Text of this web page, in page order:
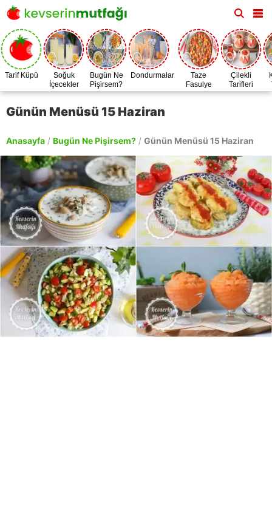
Tarif Küpü
Soğuk
İçecekler
Bugün Ne
Pişirsem?
Dondurmalar
Taze
Fasulye
Zamanı
Çilekli
Tarifleri
Günün Menüsü 15 Haziran
Anasayfa / Bugün Ne Pişirsem? / Günün Menüsü 15 Haziran